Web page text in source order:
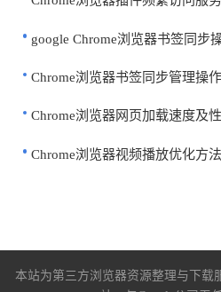
google Chrome浏览器书签同步
Chrome浏览器书签同步管理操
Chrome浏览器网页加载速度及
Chrome浏览器视频播放优化方
本站为第三方浏览器资源整理与下载